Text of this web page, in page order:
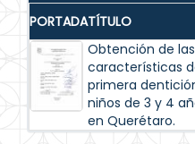
PORTADATÍTULO
Obtención de las
características
primera
niños de 3 y 4
en Querétaro.